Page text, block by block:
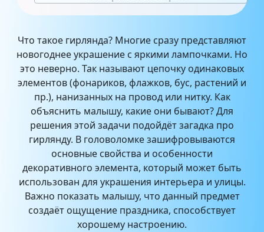
Что такое гирлянда? Многие сразу представляют
новогоднее украшение с яркими лампочками. Но
это неверно. Так называют цепочку одинаковых
элементов (фонариков, флажков, бус, растений и
пр.), нанизанных на провод или нитку. Как
объяснить малышу, какие они бывают? Для
решения этой задачи подойдёт загадка про
гирлянду. В головоломке зашифровываются
основные свойства и особенности
декоративного элемента, который может быть
использован для украшения интерьера и улицы.
Важно показать малышу, что данный предмет
создаёт ощущение праздника, способствует
хорошему настроению.